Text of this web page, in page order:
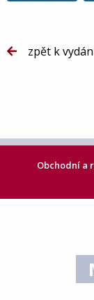
zpět k
Obchodní a